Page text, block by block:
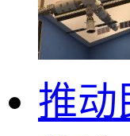
推动